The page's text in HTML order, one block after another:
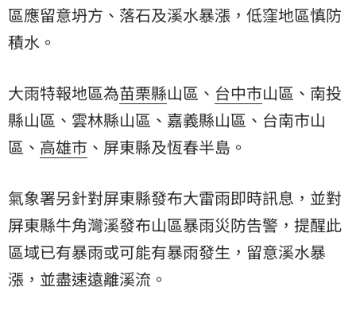
區應留意坍方、落石及溪水暴漲，低窪地區慎防
積水。
大雨特報地區為苗栗縣山區、 台中市山區、 南投
縣山區、雲林縣山區、嘉義縣山區、台南市山
區、 高雄市 、屏東縣及恆春半島。
氣象署另針對屏東縣發布大雷雨即時訊息，並對
屏東縣牛角灣溪發布山區暴雨災防告警，提醒此
區域已有暴雨或可能有暴雨發生，留意溪水暴
漲，並盡速遠離溪流。